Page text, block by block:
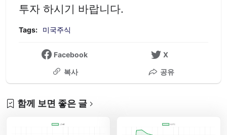
투자 하시기 바랍니다.
Tags: 미국주식
Facebook
X
복사
공유
함께 보면 좋은 글